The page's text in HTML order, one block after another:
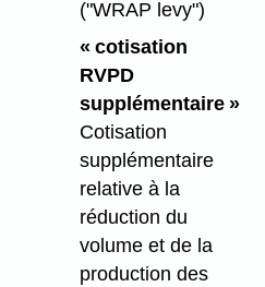
("WRAP levy")
« cotisation
RVPD
supplémentaire »
Cotisation
supplémentaire
relative à la
réduction du
volume et de la
production des